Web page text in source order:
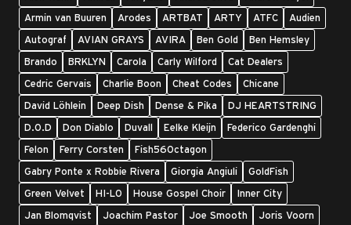
Armin van Buuren
Arodes ARTBAT ARTY ATFC
Audien
Autograf
AVIAN GRAYS AVIRA Ben Gold
Ben Hemsley
Brando
BRKLYN Carola Carly Wilford
Cat Dealers
Cedric Gervais
Charlie Boon Cheat Codes
Chicane
David Löhlein
Deep Dish Dense & Pika
DJ HEARTSTRING
D.O.D
Don Diablo Duvall Eelke Kleijn
Federico Gardenghi
Felon
Ferry Corsten
Fish56Octagon
Gabry Ponte x Robbie Rivera
Giorgia Angiuli
GoldFish
Green Velvet
HI-LO House Gospel Choir
Inner City
Jan Blomqvist
Joachim Pastor Joe Smooth
Joris Voorn